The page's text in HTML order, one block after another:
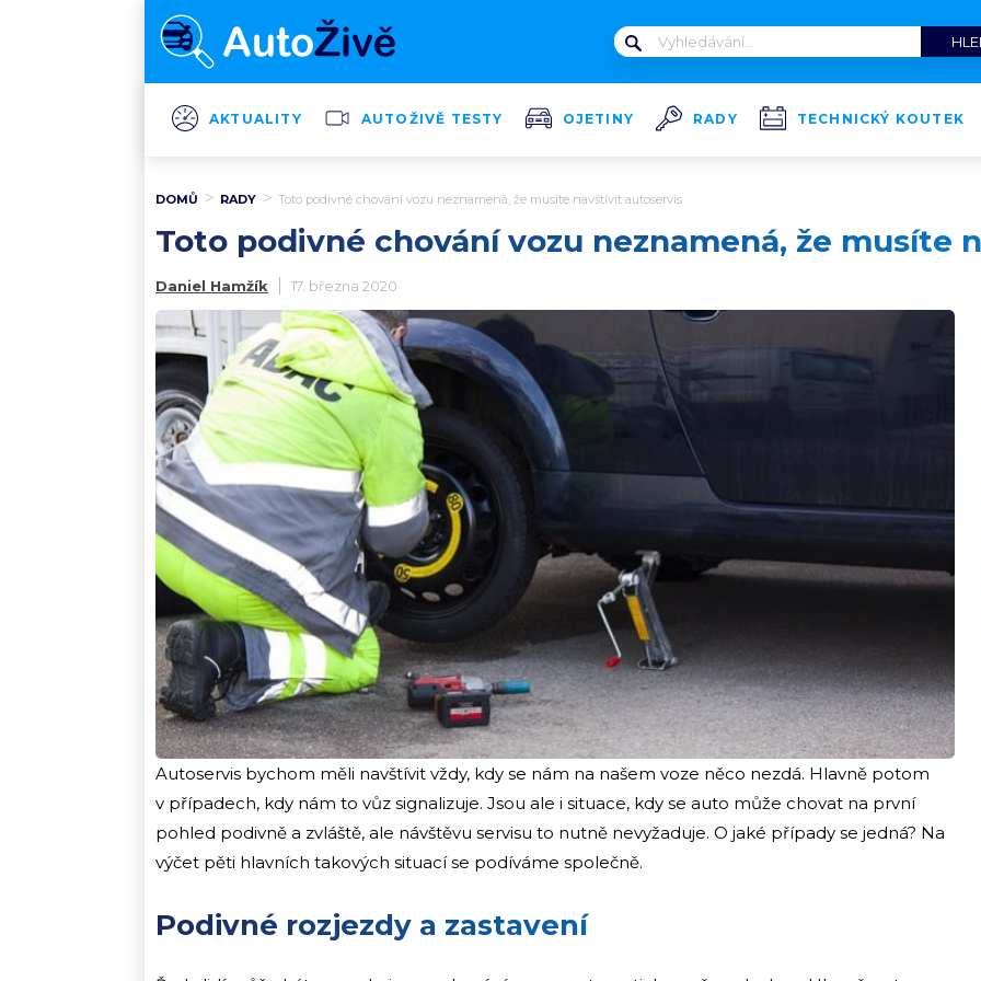
AKTUALITY AUTOŽIVĚ TESTY OJETINY RADY TECHNICKÝ KOUTEK
DOMŮ RADY Toto podivné chování vozu neznamená, že musíte navštívit autoservis
Toto podivné chování vozu neznamená, že musíte
Daniel Hamžík 17. března 2020
Autoservis bychom měli navštívit vždy, kdy se nám na našem voze něco nezdá. Hlavně potom
v případech, kdy nám to vůz signalizuje. Jsou ale i situace, kdy se auto může chovat na první
pohled podivně a zvláště, ale návštěvu servisu to nutně nevyžaduje. O jaké případy se jedná? Na
výčet pěti hlavních takových situací se podíváme společně.
Podivné rozjezdy a zastavení